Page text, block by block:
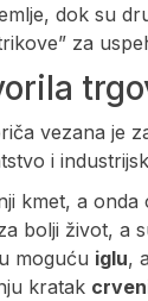
dok su
za
vezana je
i
kmet, a
bolji život, a
moguću iglu,
kratak